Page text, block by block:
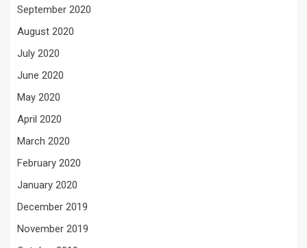
September 2020
August 2020
July 2020
June 2020
May 2020
April 2020
March 2020
February 2020
January 2020
December 2019
November 2019